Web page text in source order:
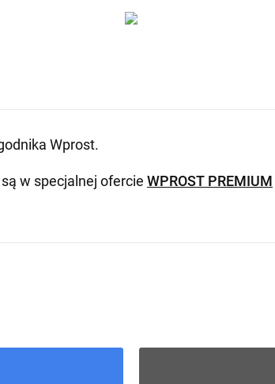
Wprost.
w specjalnej ofercie WPROST PREMIUM